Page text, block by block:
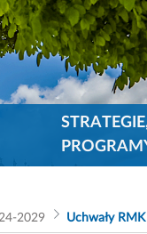
2029 Uchwały RMK